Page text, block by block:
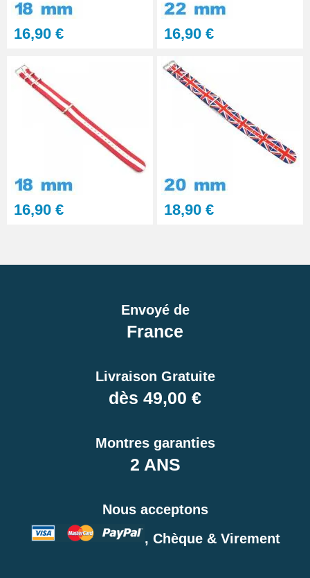
16,90 € 16,90 €
16,90 € 18,90 €
Envoyé de
France
Livraison Gratuite
dès 49,00 €
Montres garanties
2 ANS
Nous acceptons
, Chèque & Virement